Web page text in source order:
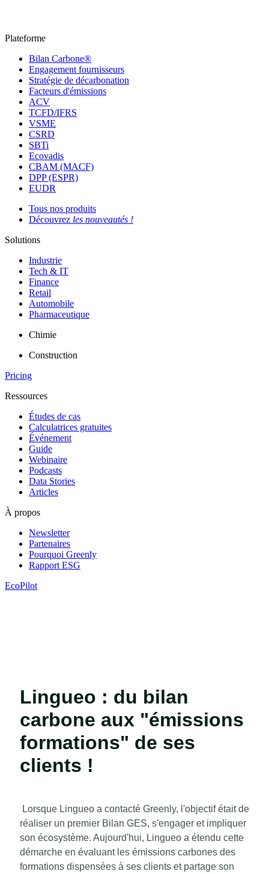
Plateforme
Bilan Carbone®
Engagement fournisseurs
Stratégie de décarbonation
Facteurs d'émissions
ACV
TCFD/IFRS
VSME
CSRD
SBTi
Ecovadis
CBAM (MACF)
DPP (ESPR)
EUDR
Tous nos produits
Découvrez les nouveautés !
Solutions
Industrie
Tech & IT
Finance
Retail
Automobile
Pharmaceutique
Chimie
Construction
Pricing
Ressources
Études de cas
Calculatrices gratuites
Événement
Guide
Webinaire
Podcasts
Data Stories
Articles
À propos
Newsletter
Partenaires
Pourquoi Greenly
Rapport ESG
EcoPilot
Lingueo : du bilan
carbone aux "émissions
formations" de ses
clients !
Lorsque Lingueo a contacté Greenly, l'objectif était de
réaliser un premier Bilan GES, s'engager et impliquer
son écosystème. Aujourd'hui, Lingueo a étendu cette
démarche en évaluant les émissions carbones des
formations dispensées à ses clients et partage son